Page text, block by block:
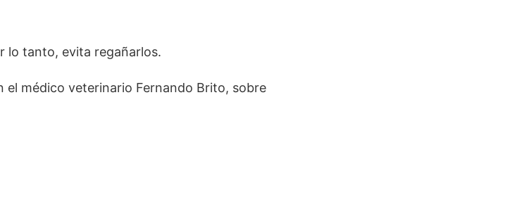
lo tanto, evita regañarlos.
el médico veterinario Fernando Brito, sobre